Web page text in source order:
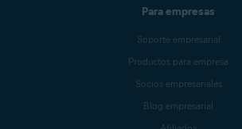
Para empresas
Soporte empresarial
Productos para empresa
Socios empresariales
Blog empresarial